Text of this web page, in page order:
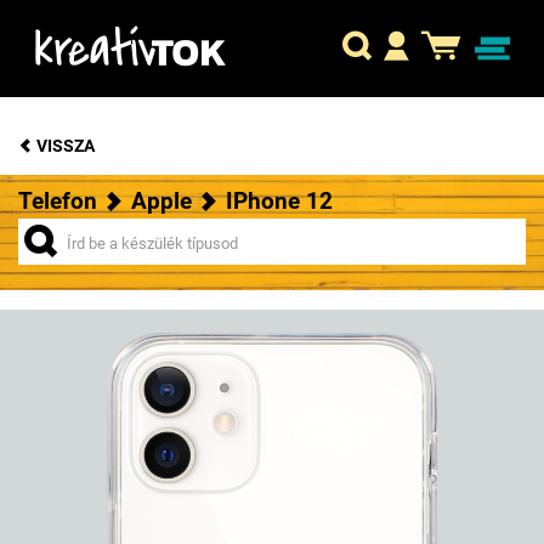
VISSZA
Telefon Apple IPhone 12